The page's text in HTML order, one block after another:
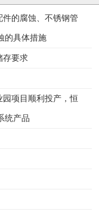
的腐蚀、不锈钢管
的具体措施
存要求
项目顺利投产，恒
统产品